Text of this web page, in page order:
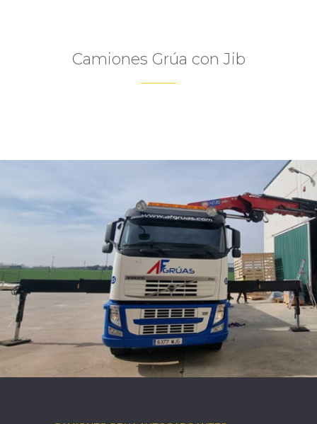
Camiones Grúa con Jib